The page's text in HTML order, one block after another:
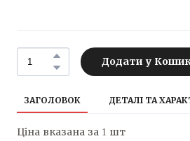
Додати у
ЗАГОЛОВОК ДЕТАЛІ ТА
Ціна вказана за 1 шт